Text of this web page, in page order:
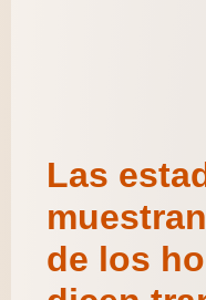
Las
de los